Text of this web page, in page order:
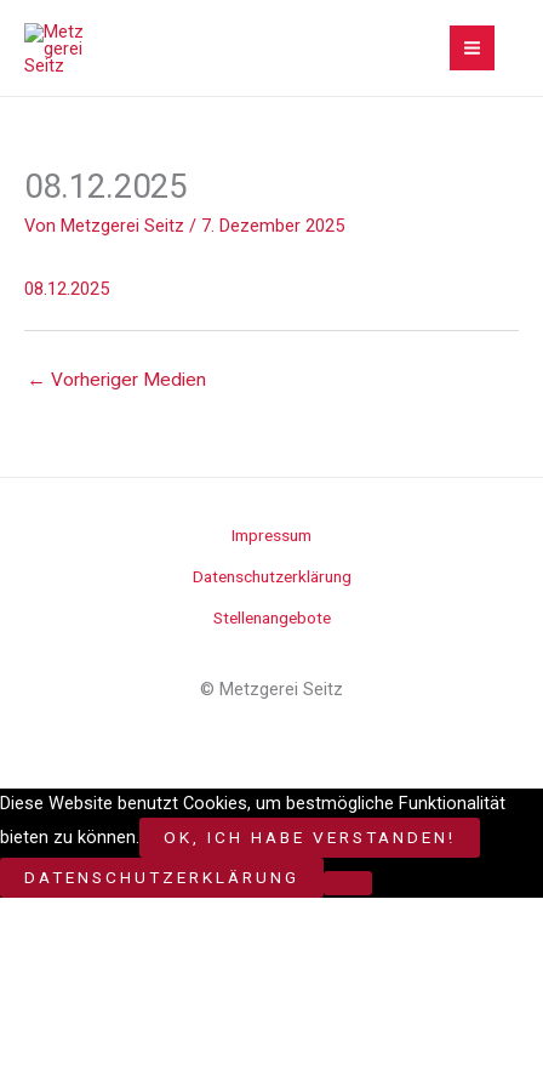
Inhalt
springen
08.12.2025
Von Metzgerei Seitz / 7. Dezember 2025
08.12.2025
← Vorheriger Medien
Impressum
Datenschutzerklärung
Stellenangebote
© Metzgerei Seitz
Diese Website benutzt Cookies, um bestmögliche Funktionalität
bieten zu können.
OK, ICH HABE VERSTANDEN!
DATENSCHUTZERKLÄRUNG